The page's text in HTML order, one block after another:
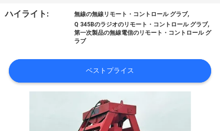
わ
た
ハイライト: 無線の無線リモート・コントロール グラブ,
Q 345Bのラジオのリモート・コントロール グラブ,
第一次製品の無線電信のリモート・コントロール グ
ラブ
ベストプライス